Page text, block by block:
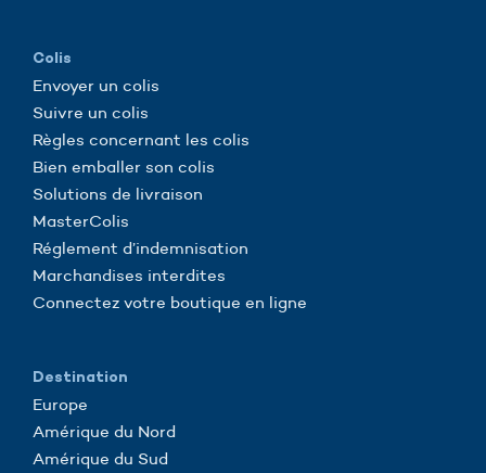
Colis
Envoyer un colis
Suivre un colis
Règles concernant les colis
Bien emballer son colis
Solutions de livraison
MasterColis
Réglement d’indemnisation
Marchandises interdites
Connectez votre boutique en ligne
Destination
Europe
Amérique du Nord
Amérique du Sud